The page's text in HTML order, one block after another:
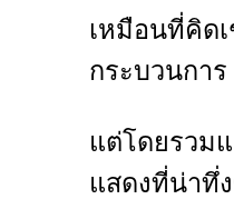
เหมือนที่คิด
กระบวนกา
แต่โดยรวม
แสดงที่น่าทึ่